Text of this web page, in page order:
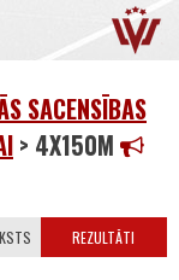
SACENSĪBAS
> 4X150M
REZULTĀTI